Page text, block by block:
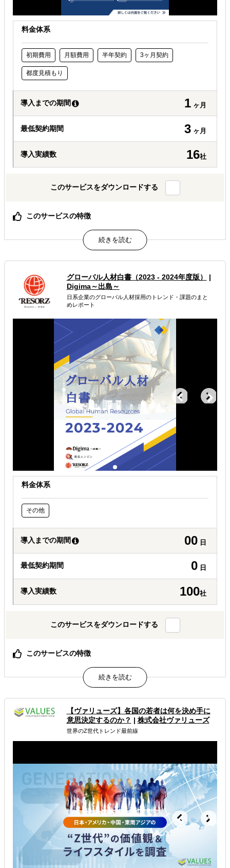
料金体系
初期費用 月額費用 半年契約 3ヶ月契約
都度見積もり
導入までの期間 1 ヶ月
最低契約期間 3 ヶ月
導入実績数 16社
このサービスをダウンロードする
このサービスの特徴
弊社がマーケティング（事前調査）から海外企業への営
業・交渉まで貴社の海外ビジネスをトータルでナビゲート
属するジャンル
海外市場調査・マーケティング
解決できる課題
どの国に進出するべきか決めたい
自社商材の現地でのニーズを知りたい
オンラインで販路開拓したい
グローバル人材白書（2023 - 2024年度版）
|
Digima～出島～
日系企業のグローバル人材採用のトレンド・課題のまと
めレポート
料金体系
その他
導入までの期間 00 日
最低契約期間 0 日
導入実績数 100社
このサービスをダウンロードする
このサービスの特徴
グローバル人材採用を包括的に学ぶことができます。
海外人材採用・紹介 グローバル人材育成
解決できる課題
【ヴァリューズ】各国の若者は何を決め手に
意思決定するのか？ | 株式会社ヴァリューズ
世界のZ世代トレンド最前線